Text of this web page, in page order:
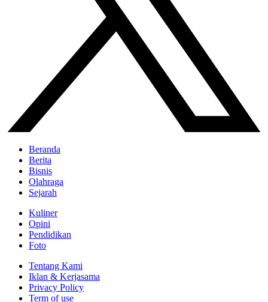
Beranda
Berita
Bisnis
Olahraga
Sejarah
Kuliner
Opini
Pendidikan
Foto
Tentang Kami
Iklan & Kerjasama
Privacy Policy
Term of use